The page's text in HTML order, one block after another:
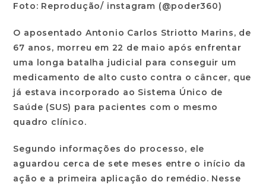
Foto: Reprodução/ instagram (@poder360)
O aposentado Antonio Carlos Striotto Marins, de
67 anos, morreu em 22 de maio após enfrentar
uma longa batalha judicial para conseguir um
medicamento de alto custo contra o câncer, que
já estava incorporado ao Sistema Único de
Saúde (SUS) para pacientes com o mesmo
quadro clínico.
Segundo informações do processo, ele
aguardou cerca de sete meses entre o início da
ação e a primeira aplicação do remédio. Nesse